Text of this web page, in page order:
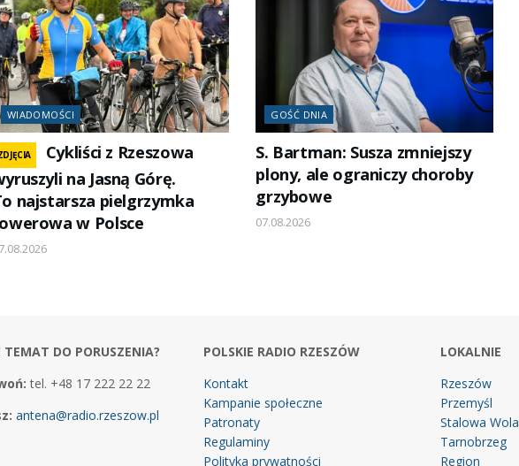
WIADOMOŚCI
Cykliści z Rzeszowa
na Jasną Górę.
najstarsza pielgrzymka
w Polsce
GOŚĆ DNIA
S. Bartman: Susza zmniejszy
plony, ale ograniczy choroby
grzybowe
07.08.2026
TEMAT DO PORUSZENIA?
tel. +48 17 222 22 22
antena@radio.rzeszow.pl
POLSKIE RADIO RZESZÓW
Kontakt
Kampanie społeczne
Patronaty
Regulaminy
Polityka prywatności
LOKALNIE
Rzeszów
Przemyśl
Stalowa Wola
Tarnobrzeg
Region